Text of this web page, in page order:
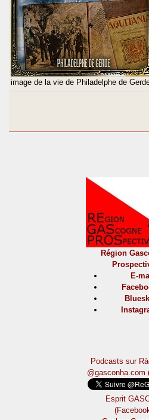
image de la vie de Philadelphe de
Région
E-
Podcasts sur
@gasconha.com
Esprit